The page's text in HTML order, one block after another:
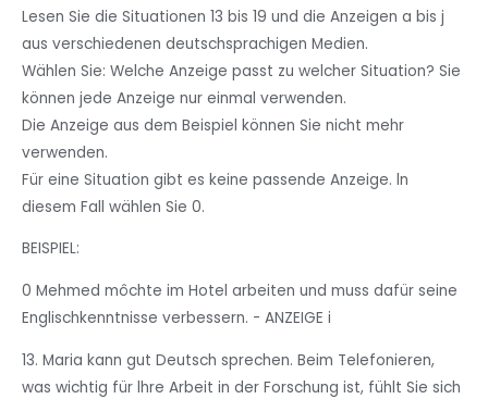
Lesen Sie die Situationen 13 bis 19 und die Anzeigen a bis j
aus verschiedenen deutschsprachigen Medien.
Wählen Sie: Welche Anzeige passt zu welcher Situation? Sie
können jede Anzeige nur einmal verwenden.
Die Anzeige aus dem Beispiel können Sie nicht mehr
verwenden.
Für eine Situation gibt es keine passende Anzeige. ln
diesem Fall wählen Sie 0.
BEISPIEL:
0 Mehmed môchte im Hotel arbeiten und muss dafür seine
Englischkenntnisse verbessern. - ANZEIGE i
13. Maria kann gut Deutsch sprechen. Beim Telefonieren,
was wichtig für lhre Arbeit in der Forschung ist, fühlt Sie sich